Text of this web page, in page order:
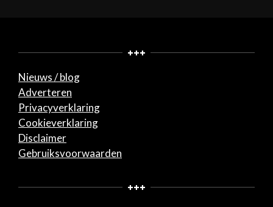
+++
Nieuws / blog
Adverteren
Privacyverklaring
Cookieverklaring
Disclaimer
Gebruiksvoorwaarden
+++